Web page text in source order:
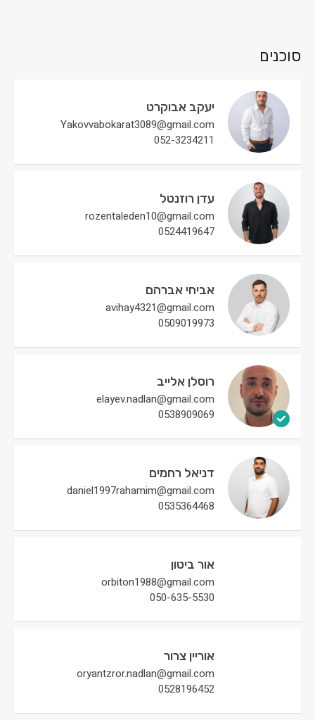
סוכנים
יעקב אבוקרט
Yakovvabokarat3089@gmail.com
052-3234211
עדן רוזנטל
rozentaleden10@gmail.com
0524419647
אביחי אברהם
avihay4321@gmail.com
0509019973
רוסלן אלייב
elayev.nadlan@gmail.com
0538909069
דניאל רחמים
daniel1997rahamim@gmail.com
0535364468
אור ביטון
orbiton1988@gmail.com
050-635-5530
אוריין צרור
oryantzror.nadlan@gmail.com
0528196452